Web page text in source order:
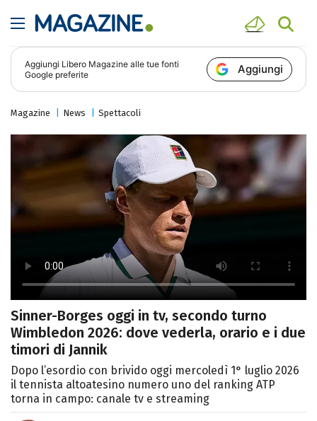
Aggiungi Libero Magazine alle tue fonti
Google preferite
Aggiungi
Magazine News Spettacoli
Sinner-Borges oggi in tv, secondo turno
Wimbledon 2026: dove vederla, orario e i due
timori di Jannik
Dopo l’esordio con brivido oggi mercoledì 1° luglio 2026
il tennista altoatesino numero uno del ranking ATP
torna in campo: canale tv e streaming